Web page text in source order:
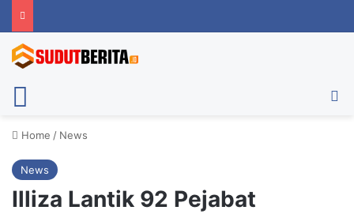
Home / News
News
Illiza Lantik 92 Pejabat